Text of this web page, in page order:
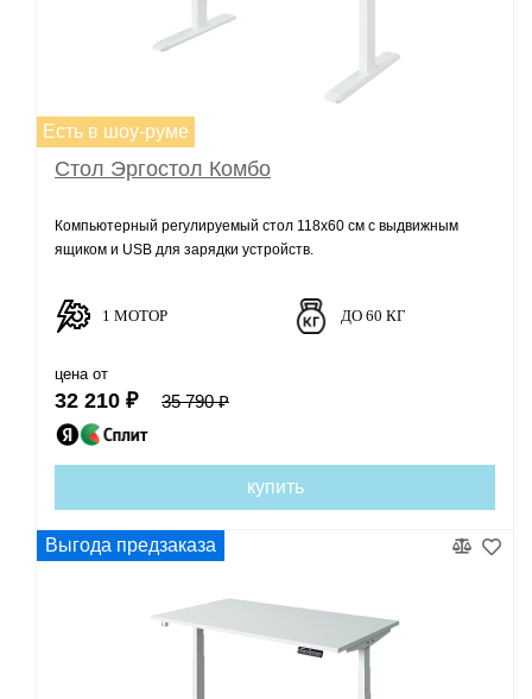
Есть в шоу-руме
Стол Эргостол Комбо
Компьютерный регулируемый стол 118х60 см с выдвижным
ящиком и USB для зарядки устройств.
1 МОТОР ДО 60 КГ
цена от
32 210 ₽ 35 790 ₽
купить
Выгода предзаказа